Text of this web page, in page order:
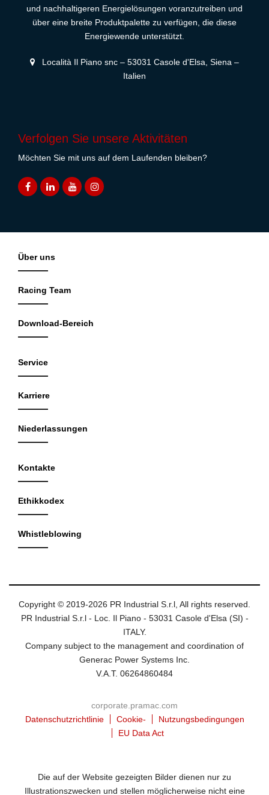
und nachhaltigeren Energielösungen voranzutreiben und
über eine breite Produktpalette zu verfügen, die diese
Energiewende unterstützt.
Località Il Piano snc – 53031 Casole d'Elsa, Siena –
Italien
Verfolgen Sie unsere Aktivitäten
Möchten Sie mit uns auf dem Laufenden bleiben?
Über uns
Racing Team
Download-Bereich
Service
Karriere
Niederlassungen
Kontakte
Ethikkodex
Whistleblowing
Copyright © 2019-2026 PR Industrial S.r.l, All rights reserved.
PR Industrial S.r.l - Loc. Il Piano - 53031 Casole d'Elsa (SI) -
ITALY.
Company subject to the management and coordination of
Generac Power Systems Inc.
V.A.T. 06264860484
corporate.pramac.com
Datenschutzrichtlinie
Cookie-
Nutzungsbedingungen
EU Data Act
Die auf der Website gezeigten Bilder dienen nur zu
Illustrationszwecken und stellen möglicherweise nicht eine